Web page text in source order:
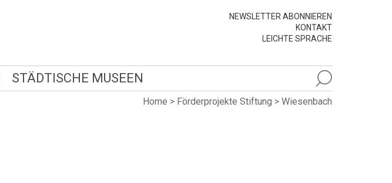
NEWSLETTER ABONNIEREN
KONTAKT
LEICHTE SPRACHE
STÄDTISCHE MUSEEN
Home > Förderprojekte Stiftung > Wiesenbach